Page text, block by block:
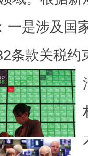
一是涉及国
条款关税约